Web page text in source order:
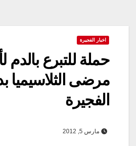
اخبار الفجيرة
حملة للتبرع بالدم
مرضى الثلاسيميا
الفجيرة
مارس 5, 2012